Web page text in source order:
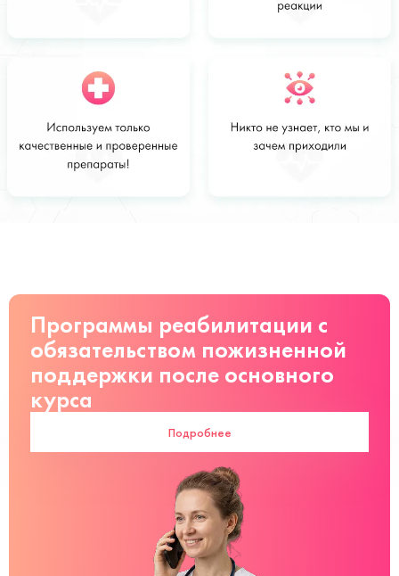
Стоимость
от 4700 руб
Заказать
Программы реабилитации с
обязательством пожизненной
поддержки после основного
курса
Подробнее